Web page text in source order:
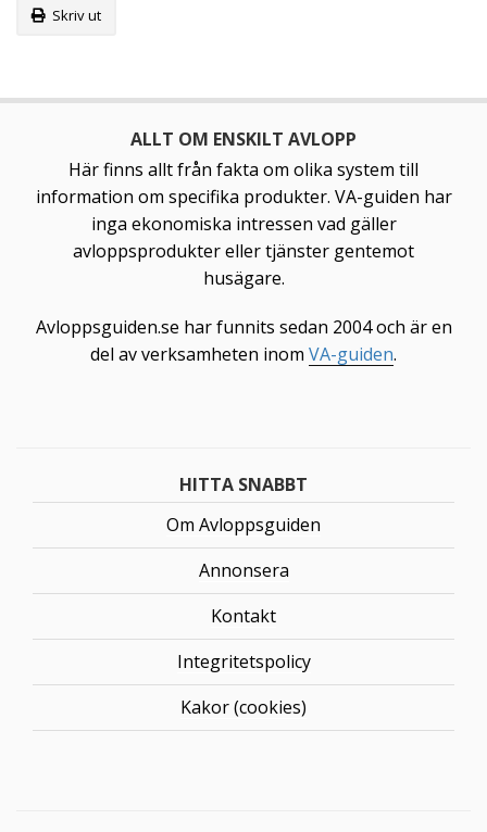
Skriv ut
ALLT OM ENSKILT AVLOPP
Här finns allt från fakta om olika system till
information om specifika produkter. VA-guiden har
inga ekonomiska intressen vad gäller
avloppsprodukter eller tjänster gentemot
husägare.
Avloppsguiden.se har funnits sedan 2004 och är en
del av verksamheten inom VA-guiden.
HITTA SNABBT
Om Avloppsguiden
Annonsera
Kontakt
Integritetspolicy
Kakor (cookies)